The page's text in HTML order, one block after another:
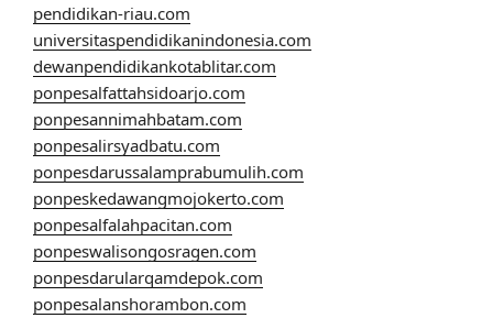
pendidikan-riau.com
universitaspendidikanindonesia.com
dewanpendidikankotablitar.com
ponpesalfattahsidoarjo.com
ponpesannimahbatam.com
ponpesalirsyadbatu.com
ponpesdarussalamprabumulih.com
ponpeskedawangmojokerto.com
ponpesalfalahpacitan.com
ponpeswalisongosragen.com
ponpesdarularqamdepok.com
ponpesalanshorambon.com